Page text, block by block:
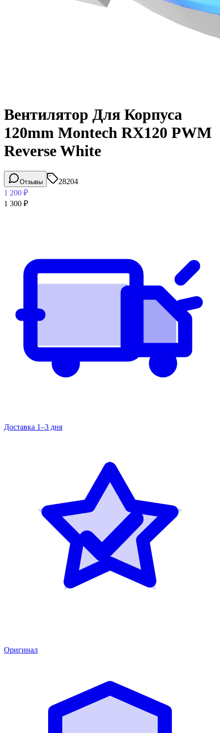
Вентилятор Для Корпуса
120mm Montech RX120 PWM
Reverse White
Отзывы
28204
1 200 ₽
1 300 ₽
Доставка 1–3 дня
Оригинал